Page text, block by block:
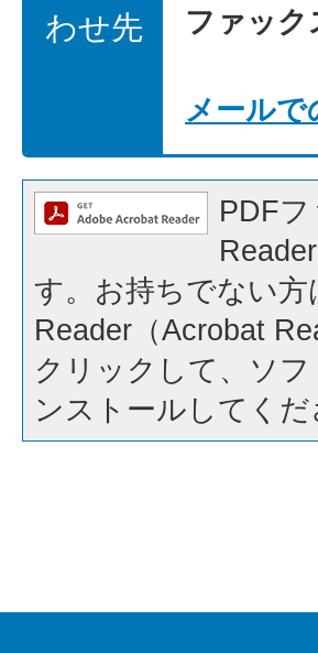
わせ先
ファック
メールで
PDF
す。お持ちでない
Reader（Acrobat
クリックして、ソ
ンストールしてくだ